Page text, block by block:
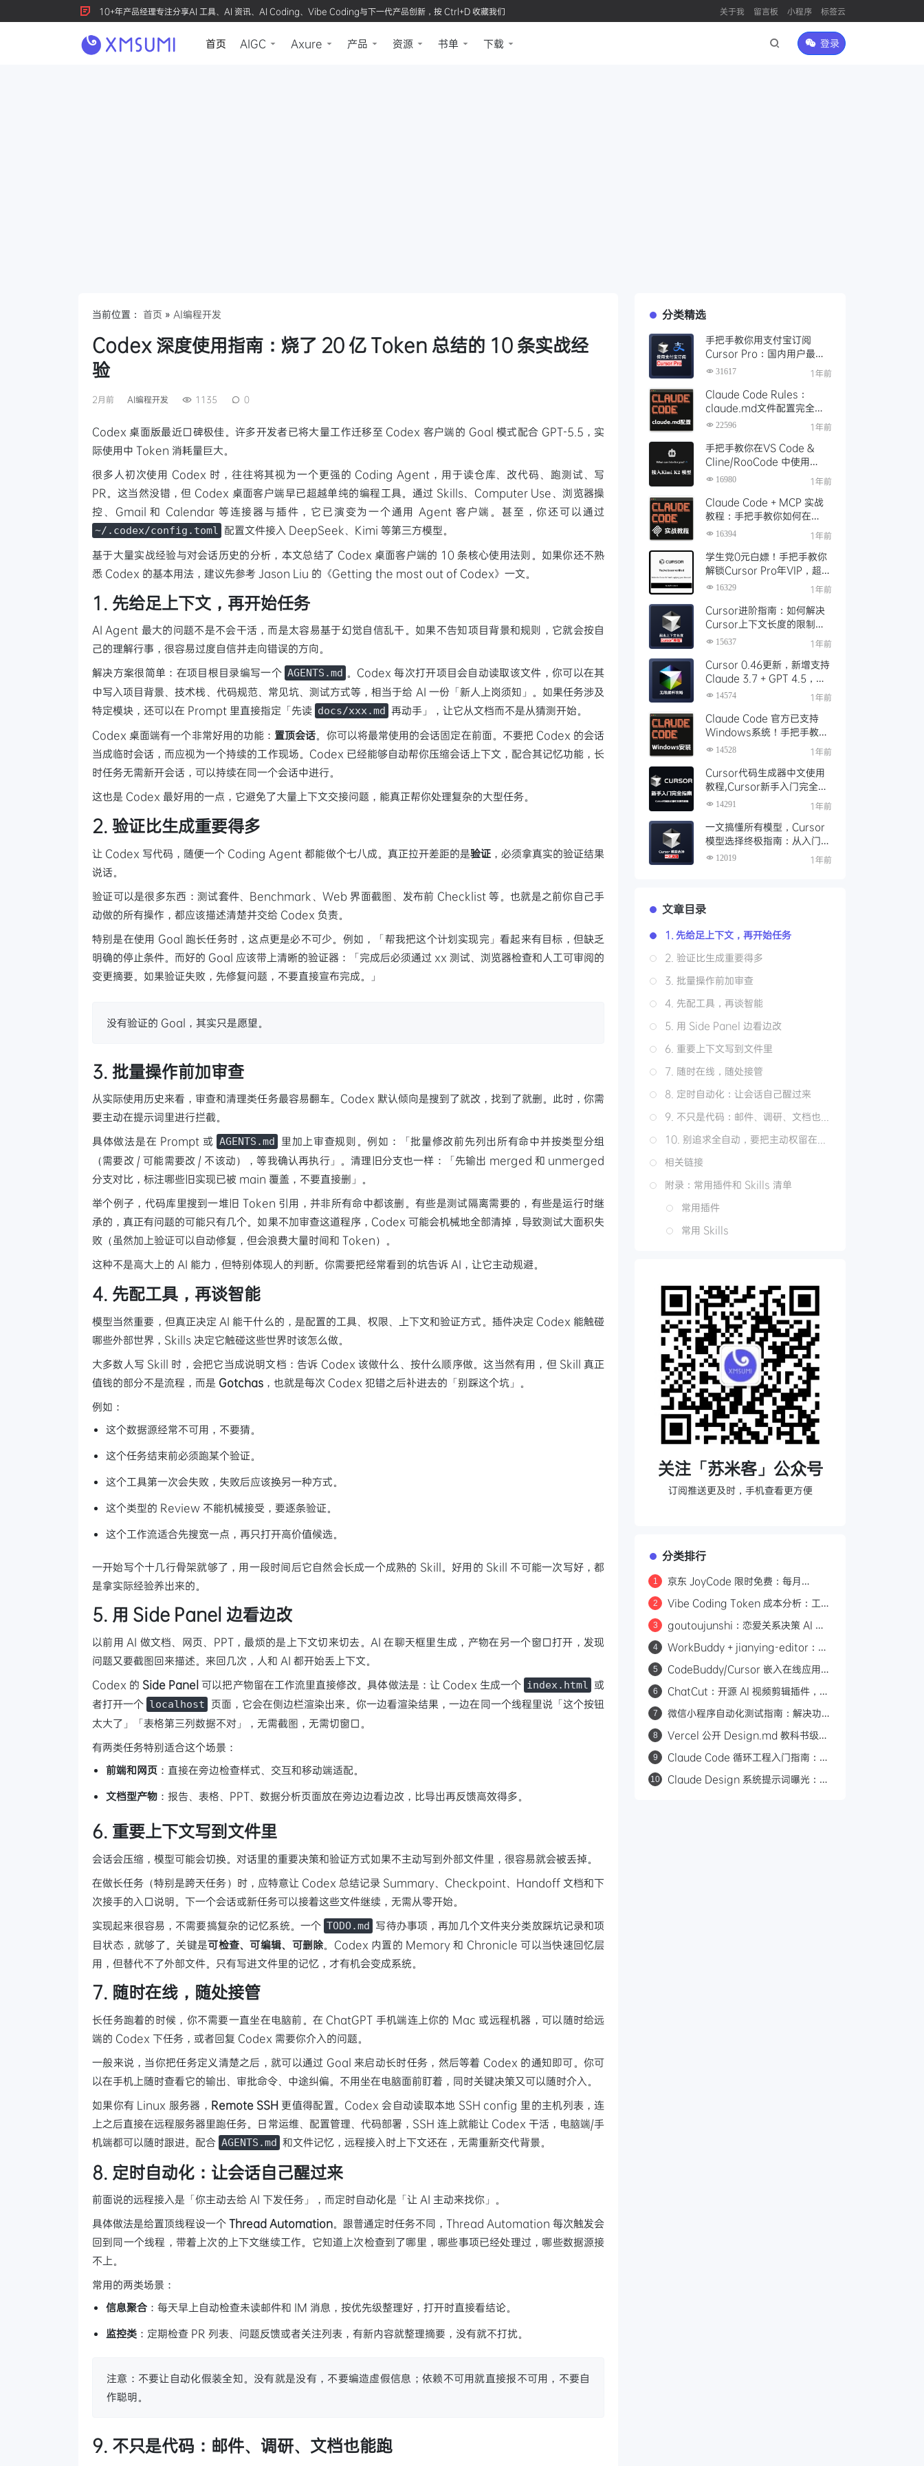
10+年产品经理专注分享AI 工具、AI 资讯、AI Coding、Vibe Coding与下一代产品创新，按 Ctrl+D 收藏我们 关于我 留言板 小程序 标签云
首页 AIGC Axure 产品 资源 书单 下载 登录
当前位置： 首页 » AI编程开发
Codex 深度使用指南：烧了 20 亿 Token 总结的 10 条实战经
验
2月前 AI编程开发 1135 0
Codex 桌面版最近口碑极佳。许多开发者已将大量工作迁移至 Codex 客户端的 Goal 模式配合 GPT-5.5，实
际使用中 Token 消耗量巨大。
很多人初次使用 Codex 时，往往将其视为一个更强的 Coding Agent，用于读仓库、改代码、跑测试、写
PR。这当然没错，但 Codex 桌面客户端早已超越单纯的编程工具。通过 Skills、Computer Use、浏览器操
控、Gmail 和 Calendar 等连接器与插件，它已演变为一个通用 Agent 客户端。甚至，你还可以通过
~/.codex/config.toml 配置文件接入 DeepSeek、Kimi 等第三方模型。
基于大量实战经验与对会话历史的分析，本文总结了 Codex 桌面客户端的 10 条核心使用法则。如果你还不熟
悉 Codex 的基本用法，建议先参考 Jason Liu 的《Getting the most out of Codex》一文。
1. 先给足上下文，再开始任务
AI Agent 最大的问题不是不会干活，而是太容易基于幻觉自信乱干。如果不告知项目背景和规则，它就会按自
己的理解行事，很容易过度自信并走向错误的方向。
解决方案很简单：在项目根目录编写一个 AGENTS.md 。Codex 每次打开项目会自动读取该文件，你可以在其
中写入项目背景、技术栈、代码规范、常见坑、测试方式等，相当于给 AI 一份「新人上岗须知」。如果任务涉及
特定模块，还可以在 Prompt 里直接指定「先读 docs/xxx.md 再动手」，让它从文档而不是从猜测开始。
Codex 桌面端有一个非常好用的功能：置顶会话。你可以将最常使用的会话固定在前面。不要把 Codex 的会话
当成临时会话，而应视为一个持续的工作现场。Codex 已经能够自动帮你压缩会话上下文，配合其记忆功能，长
时任务无需新开会话，可以持续在同一个会话中进行。
这也是 Codex 最好用的一点，它避免了大量上下文交接问题，能真正帮你处理复杂的大型任务。
2. 验证比生成重要得多
让 Codex 写代码，随便一个 Coding Agent 都能做个七八成。真正拉开差距的是验证 ，必须拿真实的验证结果
说话。
验证可以是很多东西：测试套件、Benchmark、Web 界面截图、发布前 Checklist 等。也就是之前你自己手
动做的所有操作，都应该描述清楚并交给 Codex 负责。
特别是在使用 Goal 跑长任务时，这点更是必不可少。例如，「帮我把这个计划实现完」看起来有目标，但缺乏
明确的停止条件。而好的 Goal 应该带上清晰的验证器：「完成后必须通过 xx 测试、浏览器检查和人工可审阅的
变更摘要。如果验证失败，先修复问题，不要直接宣布完成。」
没有验证的 Goal，其实只是愿望。
3. 批量操作前加审查
从实际使用历史来看，审查和清理类任务最容易翻车。Codex 默认倾向是搜到了就改，找到了就删。此时，你需
要主动在提示词里进行拦截。
具体做法是在 Prompt 或 AGENTS.md
里加上审查规则。例如：「批量修改前先列出所有命中并按类型分组
（需要改 / 可能需要改 / 不该动），等我确认再执行」。清理旧分支也一样：「先输出 merged 和 unmerged
分支对比，标注哪些旧实现已被 main 覆盖，不要直接删」。
举个例子，代码库里搜到一堆旧 Token 引用，并非所有命中都该删。有些是测试隔离需要的，有些是运行时继
承的，真正有问题的可能只有几个。如果不加审查这道程序，Codex 可能会机械地全部清掉，导致测试大面积失
败（虽然加上验证可以自动修复，但会浪费大量时间和 Token）。
这种不是高大上的 AI 能力，但特别体现人的判断。你需要把经常看到的坑告诉 AI，让它主动规避。
4. 先配工具，再谈智能
模型当然重要，但真正决定 AI 能干什么的，是配置的工具、权限、上下文和验证方式。插件决定 Codex 能触碰
哪些外部世界，Skills 决定它触碰这些世界时该怎么做。
大多数人写 Skill 时，会把它当成说明文档：告诉 Codex 该做什么、按什么顺序做。这当然有用，但 Skill 真正
值钱的部分不是流程，而是 Gotchas ，也就是每次 Codex 犯错之后补进去的「别踩这个坑」。
例如：
这个数据源经常不可用，不要猜。
这个任务结束前必须跑某个验证。
这个工具第一次会失败，失败后应该换另一种方式。
这个类型的 Review 不能机械接受，要逐条验证。
这个工作流适合先搜宽一点，再只打开高价值候选。
一开始写个十几行骨架就够了，用一段时间后它自然会长成一个成熟的 Skill。好用的 Skill 不可能一次写好，都
是拿实际经验养出来的。
5. 用 Side Panel 边看边改
以前用 AI 做文档、网页、PPT，最烦的是上下文切来切去。AI 在聊天框里生成，产物在另一个窗口打开，发现
问题又要截图回来描述。来回几次，人和 AI 都开始丢上下文。
Codex 的 Side Panel 可以把产物留在工作流里直接修改。具体做法是：让 Codex 生成一个 index.html 或
者打开一个 localhost
页面，它会在侧边栏渲染出来。你一边看渲染结果，一边在同一个线程里说「这个按钮
太大了」「表格第三列数据不对」，无需截图，无需切窗口。
有两类任务特别适合这个场景：
前端和网页 ：直接在旁边检查样式、交互和移动端适配。
文档型产物 ：报告、表格、PPT、数据分析页面放在旁边边看边改，比导出再反馈高效得多。
6. 重要上下文写到文件里
会话会压缩，模型可能会切换。对话里的重要决策和验证方式如果不主动写到外部文件里，很容易就会被丢掉。
在做长任务（特别是跨天任务）时，应特意让 Codex 总结记录 Summary、Checkpoint、Handoff 文档和下
次接手的入口说明。下一个会话或新任务可以接着这些文件继续，无需从零开始。
实现起来很容易，不需要搞复杂的记忆系统。一个 TODO.md 写待办事项，再加几个文件夹分类放踩坑记录和项
目状态，就够了。关键是可检查、可编辑、可删除。Codex 内置的 Memory 和 Chronicle 可以当快速回忆层
用，但替代不了外部文件。只有写进文件里的记忆，才有机会变成系统。
7. 随时在线，随处接管
长任务跑着的时候，你不需要一直坐在电脑前。在 ChatGPT 手机端连上你的 Mac 或远程机器，可以随时给远
端的 Codex 下任务，或者回复 Codex 需要你介入的问题。
一般来说，当你把任务定义清楚之后，就可以通过 Goal 来启动长时任务，然后等着 Codex 的通知即可。你可
以在手机上随时查看它的输出、审批命令、中途纠偏。不用坐在电脑面前盯着，同时关键决策又可以随时介入。
如果你有 Linux 服务器， Remote SSH 更值得配置。Codex 会自动读取本地 SSH config 里的主机列表，连
上之后直接在远程服务器里跑任务。日常运维、配置管理、代码部署，SSH 连上就能让 Codex 干活，电脑端/手
机端都可以随时跟进。配合 AGENTS.md 和文件记忆，远程接入时上下文还在，无需重新交代背景。
8. 定时自动化：让会话自己醒过来
前面说的远程接入是「你主动去给 AI 下发任务」，而定时自动化是「让 AI 主动来找你」。
具体做法是给置顶线程设一个Thread Automation。跟普通定时任务不同，Thread Automation 每次触发会
回到同一个线程，带着上次的上下文继续工作。它知道上次检查到了哪里，哪些事项已经处理过，哪些数据源接
不上。
常用的两类场景：
信息聚合 ：每天早上自动检查未读邮件和 IM 消息，按优先级整理好，打开时直接看结论。
监控类 ：定期检查 PR 列表、问题反馈或者关注列表，有新内容就整理摘要，没有就不打扰。
注意：不要让自动化假装全知。没有就是没有，不要编造虚假信息；依赖不可用就直接报不可用，不要自
作聪明。
9. 不只是代码：邮件、调研、文档也能跑
分类精选
手把手教你用支付宝订阅
Cursor Pro：国内用户最全
开通教程（附取消自动扣费）
31617 1年前
Claude Code Rules：
claude.md文件配置完全指
南 22596 1年前
手把手教你在VS Code &
Cline/RooCode 中使用
Kimi K2 模型，配置实录+开
16980 1年前
Claude Code + MCP 实战
教程：手把手教你如何在
Claude Code里面使用MCP
16394 1年前
学生党0元白嫖！手把手教你
解锁Cursor Pro年VIP，超详
细申请教程（附避坑指南）
16329 1年前
Cursor进阶指南：如何解决
Cursor上下文长度的限制超
出后”降智“问题
15637 1年前
Cursor 0.46更新，新增支持
Claude 3.7 + GPT 4.5，
Cursor Pro 无限续杯攻略，
14574 1年前
Claude Code 官方已支持
Windows系统！手把手教你
免费安装使用Claude Code
14528 1年前
Cursor代码生成器中文使用
教程,Cursor新手入门完全指
南,全网最全面详细的Cursor
14291 1年前
一文搞懂所有模型，Cursor
模型选择终极指南：从入门到
精通12019 1年前
文章目录
1. 先给足上下文，再开始任务
2. 验证比生成重要得多
3. 批量操作前加审查
4. 先配工具，再谈智能
5. 用 Side Panel 边看边改
6. 重要上下文写到文件里
7. 随时在线，随处接管
8. 定时自动化：让会话自己醒过来
相关链接
附录：常用插件和 Skills 清单
常用插件
常用 Skills
关注「苏米客」公众号
订阅推送更及时，手机查看更方便
分类排行
1
京东 JoyCode 限时免费：每月
大模型
2
Vibe Coding Token 成本分析：工具
3
goutoujunshi：恋爱关系决策 AI 助
4
WorkBuddy + jianying-editor：5
5
CodeBuddy/Cursor 嵌入在线应用：
6
ChatCut：开源 AI 视频剪辑插件，用
7
微信小程序自动化测试指南：解决功能
8
Vercel 公开 Design.md 教科书级范
用规范详解
9
Claude Code 循环工程入门指南：基
环模式
10
Claude Design 系统提示词曝光：